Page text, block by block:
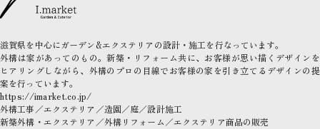
滋賀県を中心にガーデン&エクステリアの設計・施工を行なっています。
外構は家があってのもの。新築・リフォーム共に、お客様が思い描くデザインを
ヒアリングしながら、外構のプロの目線でお客様の家を引き立てるデザインの提
案を行っています。
https://imarket.co.jp/
外構工事／エクステリア／造園／庭／設計施工
新築外構・エクステリア／外構リフォーム／エクステリア商品の販売